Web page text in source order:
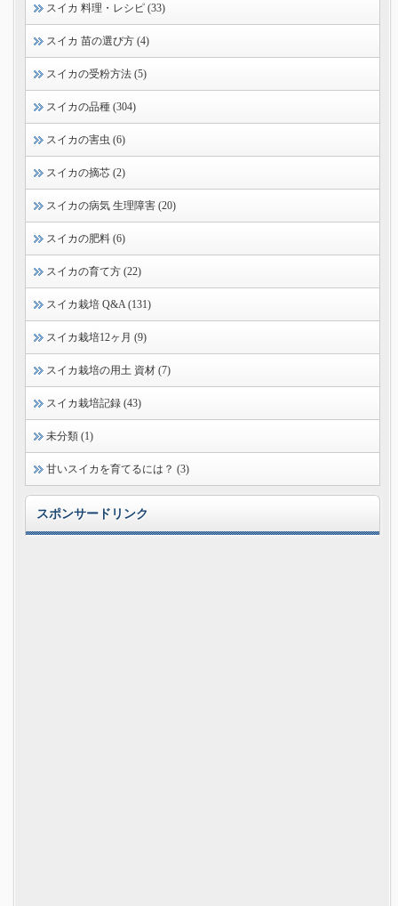
スイカ 料理・レシピ (33)
スイカ 苗の選び方 (4)
スイカの受粉方法 (5)
スイカの品種 (304)
スイカの害虫 (6)
スイカの摘芯 (2)
スイカの病気 生理障害 (20)
スイカの肥料 (6)
スイカの育て方 (22)
スイカ栽培 Q&A (131)
スイカ栽培12ヶ月 (9)
スイカ栽培の用土 資材 (7)
スイカ栽培記録 (43)
未分類 (1)
甘いスイカを育てるには？ (3)
スポンサードリンク